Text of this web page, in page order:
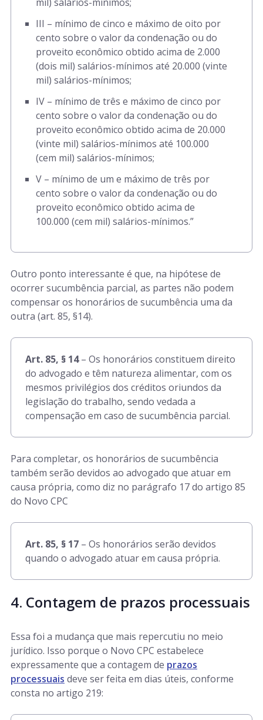
III – mínimo de cinco e máximo de oito por
cento sobre o valor da condenação ou do
proveito econômico obtido acima de 2.000
(dois mil) salários-mínimos até 20.000 (vinte
mil) salários-mínimos;
IV – mínimo de três e máximo de cinco por
cento sobre o valor da condenação ou do
proveito econômico obtido acima de 20.000
(vinte mil) salários-mínimos até 100.000
(cem mil) salários-mínimos;
V – mínimo de um e máximo de três por
cento sobre o valor da condenação ou do
proveito econômico obtido acima de
100.000 (cem mil) salários-mínimos.”
Outro ponto interessante é que, na hipótese de
ocorrer sucumbência parcial, as partes não podem
compensar os honorários de sucumbência uma da
outra (art. 85, §14).
Art. 85, § 14– Os honorários constituem direito
do advogado e têm natureza alimentar, com os
mesmos privilégios dos créditos oriundos da
legislação do trabalho, sendo vedada a
compensação em caso de sucumbência parcial.
Para completar, os honorários de sucumbência
também serão devidos ao advogado que atuar em
causa própria, como diz no parágrafo 17 do artigo 85
do Novo CPC
Art. 85, § 17 – Os honorários serão devidos
quando o advogado atuar em causa própria.
4. Contagem de prazos processuais
Essa foi a mudança que mais repercutiu no meio
jurídico. Isso porque o Novo CPC estabelece
expressamente que a contagem de prazos
processuais deve ser feita em dias úteis, conforme
consta no artigo 219: